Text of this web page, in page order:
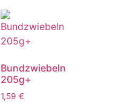
Bundzwiebeln
205g+
1,59 €